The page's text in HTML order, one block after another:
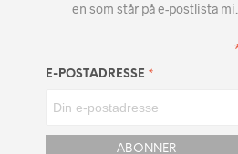
en som står på e-postlista
E-POSTADRESSE *